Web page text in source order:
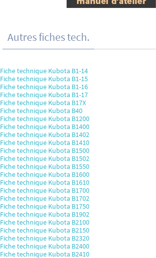
Autres fiches tech.
Fiche technique Kubota B1-14
Fiche technique Kubota B1-15
Fiche technique Kubota B1-16
Fiche technique Kubota B1-17
Fiche technique Kubota B17X
Fiche technique Kubota B40
Fiche technique Kubota B1200
Fiche technique Kubota B1400
Fiche technique Kubota B1402
Fiche technique Kubota B1410
Fiche technique Kubota B1500
Fiche technique Kubota B1502
Fiche technique Kubota B1550
Fiche technique Kubota B1600
Fiche technique Kubota B1610
Fiche technique Kubota B1700
Fiche technique Kubota B1702
Fiche technique Kubota B1750
Fiche technique Kubota B1902
Fiche technique Kubota B2100
Fiche technique Kubota B2150
Fiche technique Kubota B2320
Fiche technique Kubota B2400
Fiche technique Kubota B2410